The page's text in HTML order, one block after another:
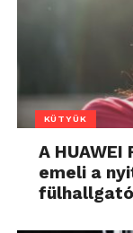
KÜTYÜK
A
emeli a